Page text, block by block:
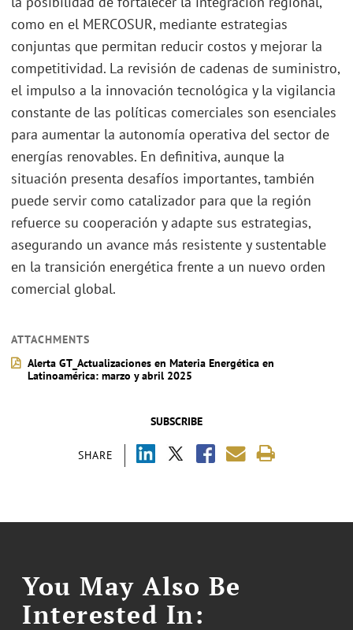
SUBSCRIBE
SHARE
como en el MERCOSUR, mediante estrategias
conjuntas que permitan reducir costos y mejorar la
competitividad. La revisión de cadenas de suministro,
el impulso a la innovación tecnológica y la vigilancia
constante de las políticas comerciales son esenciales
para aumentar la autonomía operativa del sector de
energías renovables. En definitiva, aunque la
situación presenta desafíos importantes, también
puede servir como catalizador para que la región
refuerce su cooperación y adapte sus estrategias,
asegurando un avance más resistente y sustentable
en la transición energética frente a un nuevo orden
comercial global.
ATTACHMENTS
Alerta GT_Actualizaciones en Materia Energética en
Latinoamérica: marzo y abril 2025
You May Also Be
Interested In: